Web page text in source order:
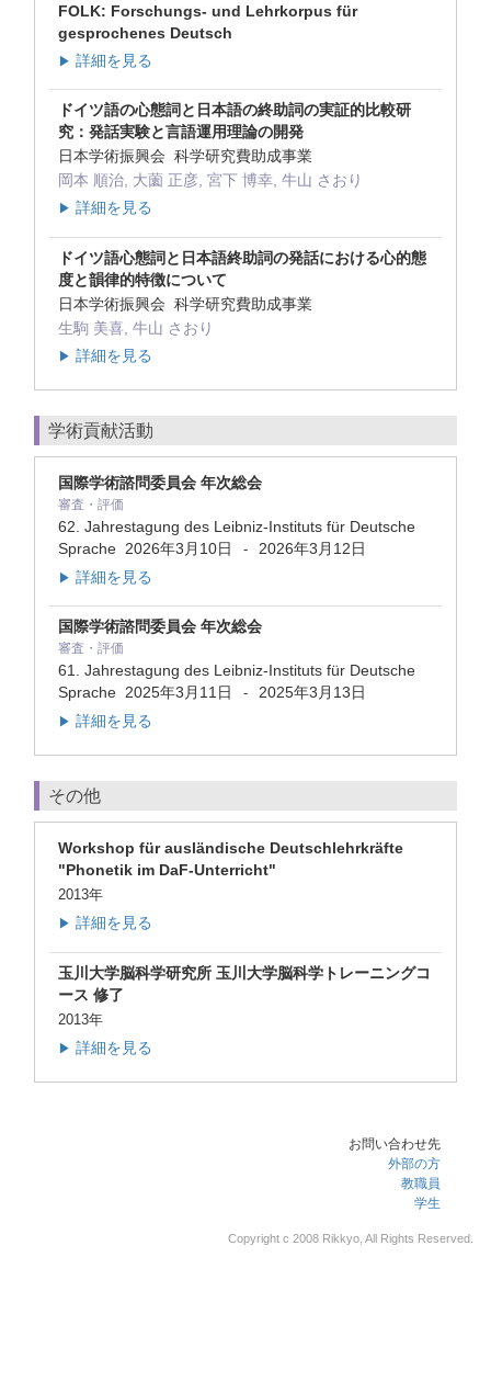
FOLK: Forschungs- und Lehrkorpus für
gesprochenes Deutsch
▶ 詳細を見る
ドイツ語の心態詞と日本語の終助詞の実証的比較研
究：発話実験と言語運用理論の開発
日本学術振興会 科学研究費助成事業
岡本 順治, 大薗 正彦, 宮下 博幸, 牛山 さおり
▶ 詳細を見る
ドイツ語心態詞と日本語終助詞の発話における心的態
度と韻律的特徴について
日本学術振興会 科学研究費助成事業
生駒 美喜, 牛山 さおり
▶ 詳細を見る
学術貢献活動
国際学術諮問委員会 年次総会
審査・評価
62. Jahrestagung des Leibniz-Instituts für Deutsche
Sprache 2026年3月10日 - 2026年3月12日
▶ 詳細を見る
国際学術諮問委員会 年次総会
審査・評価
61. Jahrestagung des Leibniz-Instituts für Deutsche
Sprache 2025年3月11日 - 2025年3月13日
▶ 詳細を見る
その他
Workshop für ausländische Deutschlehrkräfte
"Phonetik im DaF-Unterricht"
2013年
▶ 詳細を見る
玉川大学脳科学研究所 玉川大学脳科学トレーニングコ
ース 修了
2013年
▶ 詳細を見る
お問い合わせ先
外部の方
教職員
学生
Copyright c 2008 Rikkyo, All Rights Reserved.